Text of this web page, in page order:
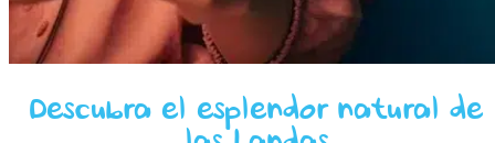
Descubra el esplendor natural de
las Landas
Déjese transportar por el océano Atlántico,el aire marino y
el suave sonido de las olas durante